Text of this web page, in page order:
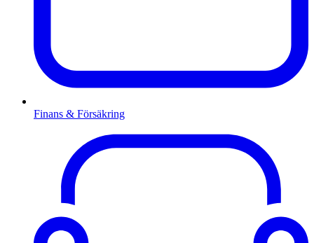
Finans & Försäkring